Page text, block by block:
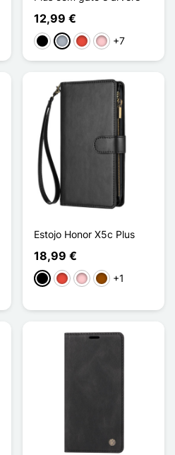
12,99 €
PretoCinzentoVermelho
Rosa+7
Estojo Honor X5c Plus
18,99 €
PretoVermelho
RosaCastanho
+1